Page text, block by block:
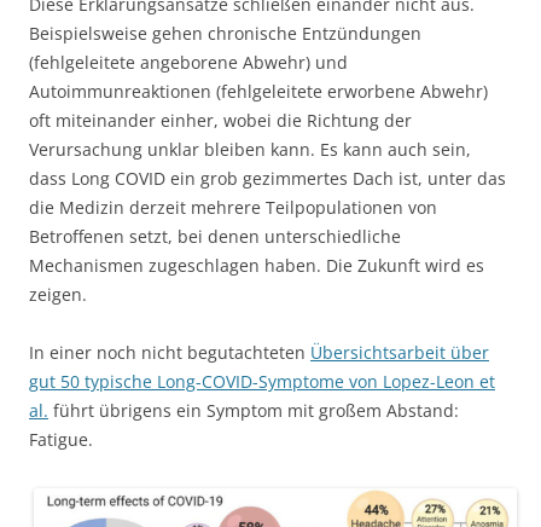
Beispielsweise gehen chronische Entzündungen
(fehlgeleitete angeborene Abwehr) und
Autoimmunreaktionen (fehlgeleitete erworbene Abwehr)
oft miteinander einher, wobei die Richtung der
Verursachung unklar bleiben kann. Es kann auch sein,
dass Long COVID ein grob gezimmertes Dach ist, unter das
die Medizin derzeit mehrere Teilpopulationen von
Betroffenen setzt, bei denen unterschiedliche
Mechanismen zugeschlagen haben. Die Zukunft wird es
zeigen.
In einer noch nicht begutachteten Übersichtsarbeit über
gut 50 typische Long-COVID-Symptome von Lopez-Leon et
al. führt übrigens ein Symptom mit großem Abstand:
Fatigue.